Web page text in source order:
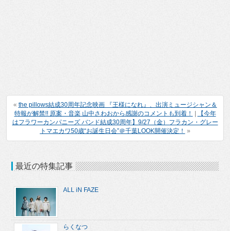
« the pillows結成30周年記念映画 『王様になれ』、出演ミュージシャン＆
特報が解禁!! 原案・音楽 山中さわおから感謝のコメントも到着！
【今年
はフラワーカンパニーズ バンド結成30周年】9/27（金）フラカン・グレー
トマエカワ50歳“お誕生日会”＠千葉LOOK開催決定！ »
最近の特集記事
ALL iN FAZE
らくなつ